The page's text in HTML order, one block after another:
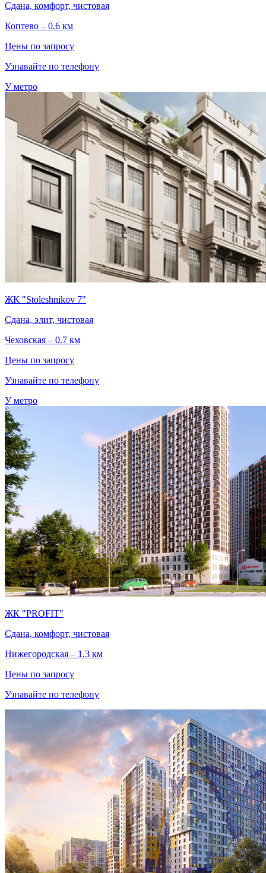
Сдана, комфорт, чистовая
Коптево – 0.6 км
Цены по запросу
Узнавайте по телефону
У метро
ЖК "Stoleshnikov 7"
Сдана, элит, чистовая
Чеховская – 0.7 км
Цены по запросу
Узнавайте по телефону
У метро
ЖК "PROFIT"
Сдана, комфорт, чистовая
Нижегородская – 1.3 км
Цены по запросу
Узнавайте по телефону